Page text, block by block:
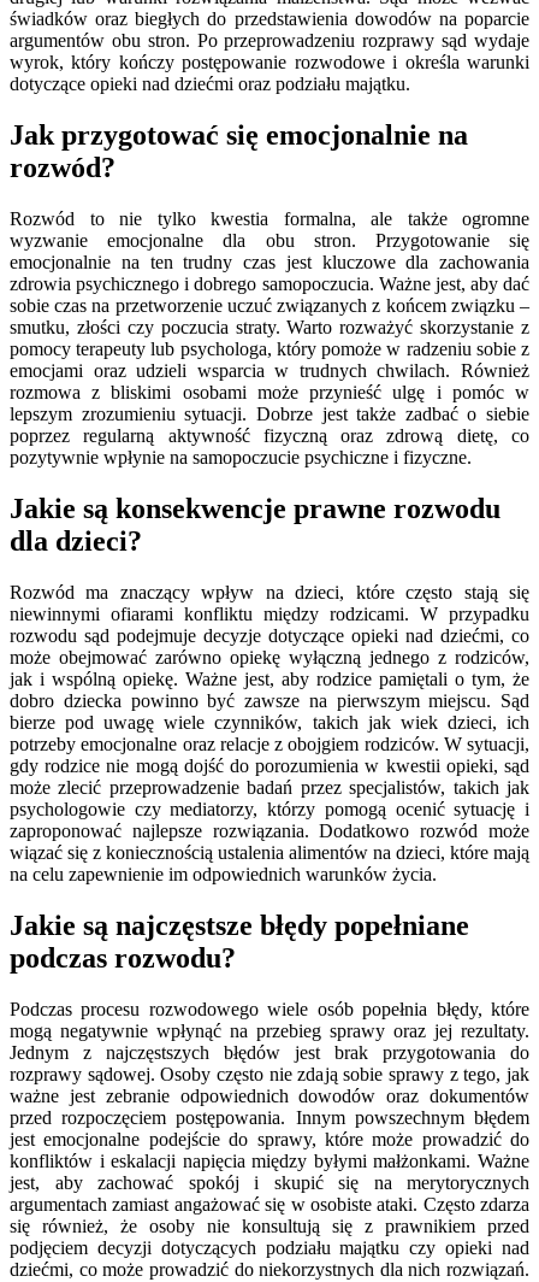
świadków oraz biegłych do przedstawienia dowodów na poparcie
argumentów obu stron. Po przeprowadzeniu rozprawy sąd wydaje
wyrok, który kończy postępowanie rozwodowe i określa warunki
dotyczące opieki nad dziećmi oraz podziału majątku.
Jak przygotować się emocjonalnie na
rozwód?
Rozwód to nie tylko kwestia formalna, ale także ogromne
wyzwanie emocjonalne dla obu stron. Przygotowanie się
emocjonalnie na ten trudny czas jest kluczowe dla zachowania
zdrowia psychicznego i dobrego samopoczucia. Ważne jest, aby dać
sobie czas na przetworzenie uczuć związanych z końcem związku –
smutku, złości czy poczucia straty. Warto rozważyć skorzystanie z
pomocy terapeuty lub psychologa, który pomoże w radzeniu sobie z
emocjami oraz udzieli wsparcia w trudnych chwilach. Również
rozmowa z bliskimi osobami może przynieść ulgę i pomóc w
lepszym zrozumieniu sytuacji. Dobrze jest także zadbać o siebie
poprzez regularną aktywność fizyczną oraz zdrową dietę, co
pozytywnie wpłynie na samopoczucie psychiczne i fizyczne.
Jakie są konsekwencje prawne rozwodu
dla dzieci?
Rozwód ma znaczący wpływ na dzieci, które często stają się
niewinnymi ofiarami konfliktu między rodzicami. W przypadku
rozwodu sąd podejmuje decyzje dotyczące opieki nad dziećmi, co
może obejmować zarówno opiekę wyłączną jednego z rodziców,
jak i wspólną opiekę. Ważne jest, aby rodzice pamiętali o tym, że
dobro dziecka powinno być zawsze na pierwszym miejscu. Sąd
bierze pod uwagę wiele czynników, takich jak wiek dzieci, ich
potrzeby emocjonalne oraz relacje z obojgiem rodziców. W sytuacji,
gdy rodzice nie mogą dojść do porozumienia w kwestii opieki, sąd
może zlecić przeprowadzenie badań przez specjalistów, takich jak
psychologowie czy mediatorzy, którzy pomogą ocenić sytuację i
zaproponować najlepsze rozwiązania. Dodatkowo rozwód może
wiązać się z koniecznością ustalenia alimentów na dzieci, które mają
na celu zapewnienie im odpowiednich warunków życia.
Jakie są najczęstsze błędy popełniane
podczas rozwodu?
Podczas procesu rozwodowego wiele osób popełnia błędy, które
mogą negatywnie wpłynąć na przebieg sprawy oraz jej rezultaty.
Jednym z najczęstszych błędów jest brak przygotowania do
rozprawy sądowej. Osoby często nie zdają sobie sprawy z tego, jak
ważne jest zebranie odpowiednich dowodów oraz dokumentów
przed rozpoczęciem postępowania. Innym powszechnym błędem
jest emocjonalne podejście do sprawy, które może prowadzić do
konfliktów i eskalacji napięcia między byłymi małżonkami. Ważne
jest, aby zachować spokój i skupić się na merytorycznych
argumentach zamiast angażować się w osobiste ataki. Często zdarza
się również, że osoby nie konsultują się z prawnikiem przed
podjęciem decyzji dotyczących podziału majątku czy opieki nad
dziećmi, co może prowadzić do niekorzystnych dla nich rozwiązań.